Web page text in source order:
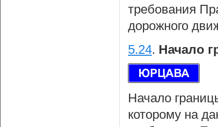
требования
дорожного
5.24. Начало
Начало
которому на